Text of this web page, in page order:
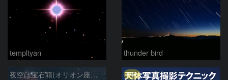
templtyan thunder bird
夜空は宝石箱(オリオン座大星雲 M42) Seestar50 PR